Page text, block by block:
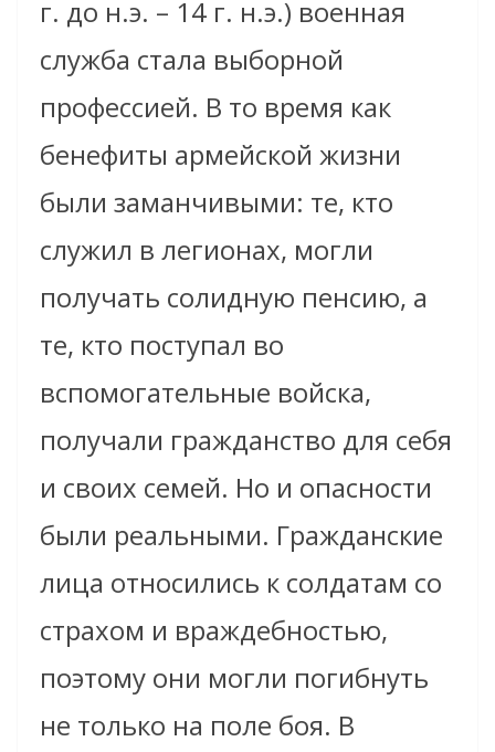
г. до н.э. – 14 г. н.э.) военная
служба стала выборной
профессией. В то время как
бенефиты армейской жизни
были заманчивыми: те, кто
служил в легионах, могли
получать солидную пенсию, а
те, кто поступал во
вспомогательные войска,
получали гражданство для себя
и своих семей. Но и опасности
были реальными. Гражданские
лица относились к солдатам со
страхом и враждебностью,
поэтому они могли погибнуть
не только на поле боя. В